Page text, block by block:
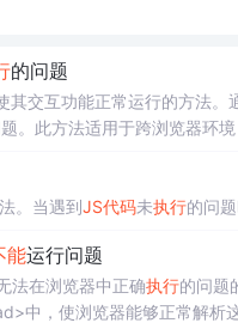
的问题
交互功能正常运行的方法。
。此方法适用于跨浏览器环境
。当遇到JS代码未执行的问
能运行问题
法在浏览器中正确执行的问题
中，使浏览器能够正常解析